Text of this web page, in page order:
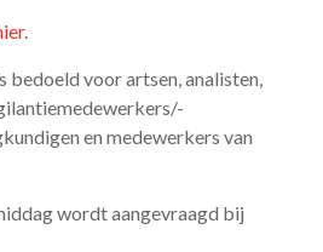
.
bedoeld voor artsen, analisten,
en medewerkers van
wordt aangevraagd bij